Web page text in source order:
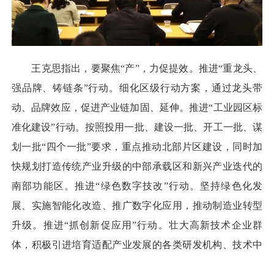
王克思指出，要聚焦“产”，力促提效。推进“重龙头、
强品牌、铸链条”行动。细化区级行动方案，通过龙头带
动、品牌效应，促进产业链加固、延伸。推进“工业园区标
准化建设”行动。按照投用一批、建设一批、开工一批、谋
划一批“四个一批”要求，重点推动北部片区建设，同时加
快规划打造传统产业升级的中部承载区和新兴产业迭代的
南部功能区。推进“绿色数字技改”行动。坚持绿色化发
展、实施智能化改造、推广数字化应用，推动制造业转型
升级。推进“抓创新促应用”行动。壮大高新技术企业群
体，积极引进培育适配产业发展的各类研发机构、技术中